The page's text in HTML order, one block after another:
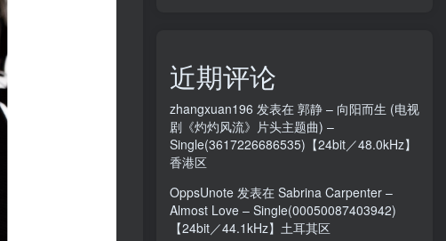
近期评论
zhangxuan196 发表在 郭静 – 向阳而生 (电视
剧《灼灼风流》片头主题曲) –
Single(3617226686535)【24bit／48.0kHz】
香港区
OppsUnote 发表在 Sabrina Carpenter –
Almost Love – Single(00050087403942)
【24bit／44.1kHz】土耳其区